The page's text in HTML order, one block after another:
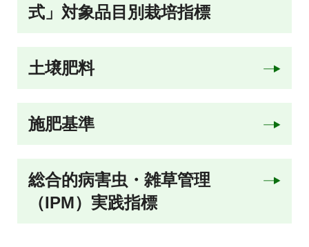
式」対象品目別栽培指標
土壌肥料
施肥基準
総合的病害虫・雑草管理
（IPM）実践指標